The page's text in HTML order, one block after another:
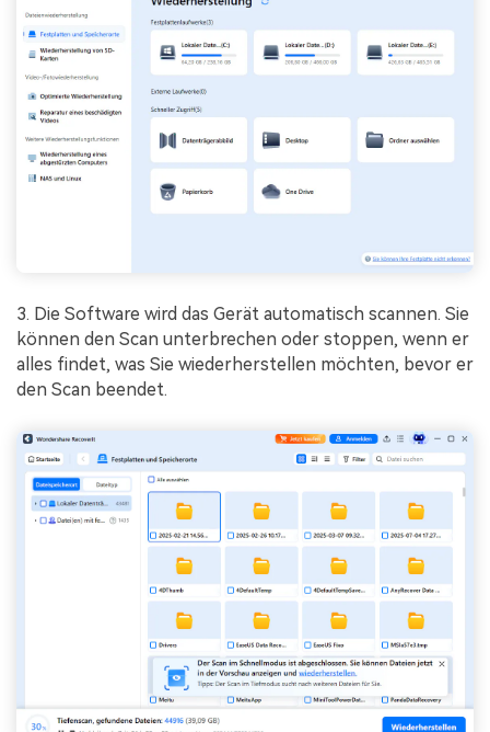
3. Die Software wird das Gerät automatisch scannen. Sie
können den Scan unterbrechen oder stoppen, wenn er
alles findet, was Sie wiederherstellen möchten, bevor er
den Scan beendet.